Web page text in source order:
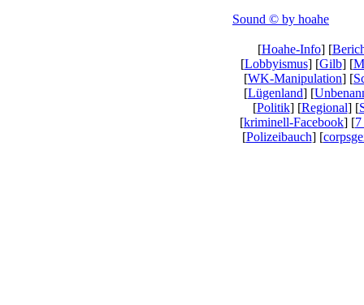
Sound © by hoahe
[Hoahe-Info] [
[Lobbyismus] [Gilb] [
[WK-Manipulation] [
[Lügenland] [
[Politik] [Regional] [
[kriminell-Facebook] [
[Polizeibauch] [